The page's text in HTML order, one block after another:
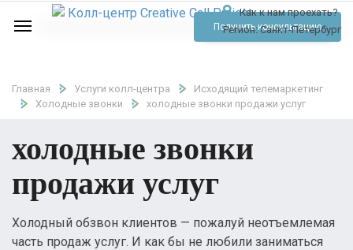
Как к нам проехать?
Регион:Санкт-Петербург
Отзывы
Тарифы
Контакты
Обратный звонок
Позвонить
Получить консультацию
Главная Услуги колл-центра
Исходящий телемаркетинг
Холодные звонки
холодные звонки продажи услуг
холодные звонки
продажи услуг
Холодный обзвон клиентов — пожалуй неотъемлемая
часть продаж услуг. И как бы не любили заниматься